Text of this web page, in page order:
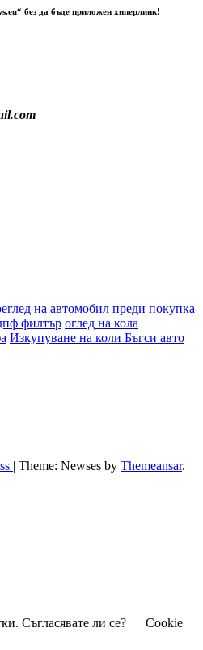
без да бъде приложен хиперлинк!
на автомобил преди покупка
филтър оглед на кола
Изкупуване на коли Бъгси авто
| Theme: Newses by Themeansar.
Съгласявате ли се?
Cookie